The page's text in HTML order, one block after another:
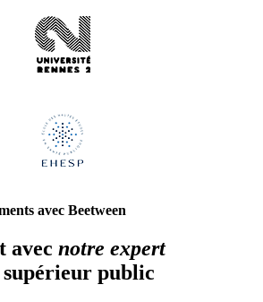
avec Beetween
avec notre expert
supérieur public